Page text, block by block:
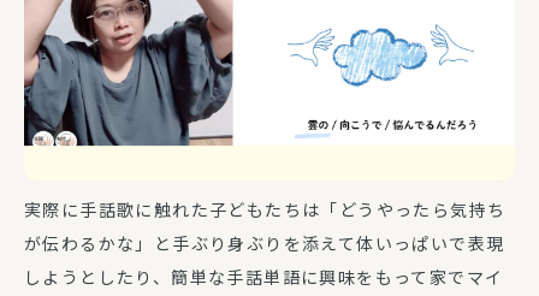
実際に手話歌に触れた子どもたちは「どうやったら気持ち
が伝わるかな」と手ぶり身ぶりを添えて体いっぱいで表現
しようとしたり、簡単な手話単語に興味をもって家でマイ